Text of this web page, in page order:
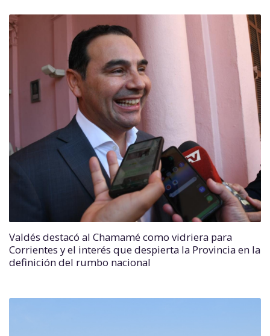
Valdés destacó al Chamamé como vidriera para
Corrientes y el interés que despierta la Provincia en la
definición del rumbo nacional